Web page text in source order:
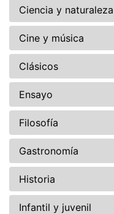
Ciencia y naturaleza
Cine y música
Clásicos
Ensayo
Filosofía
Gastronomía
Historia
Infantil y juvenil